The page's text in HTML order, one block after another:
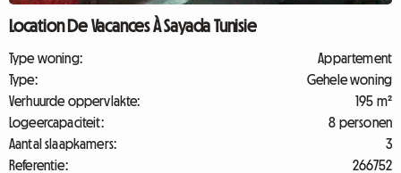
Location De Vacances À Sayada Tunisie
Type woning:
Appartement
Type:
Gehele woning
Verhuurde oppervlakte:
195 m²
Logeercapaciteit:
8 personen
Aantal slaapkamers:
3
Referentie:
266752